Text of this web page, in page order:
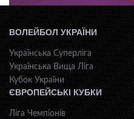
ВОЛЕЙБОЛ УКРАЇНИ
Українська Суперліга
Українська Вища Ліга
Кубок України
ЄВРОПЕЙСЬКІ КУБКИ
Ліга Чемпіонів